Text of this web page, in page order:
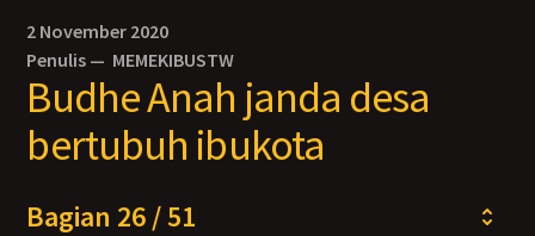
2 November 2020
Penulis — MEMEKIBUSTW
Budhe Anah janda desa
bertubuh ibukota
Bagian 26 / 51